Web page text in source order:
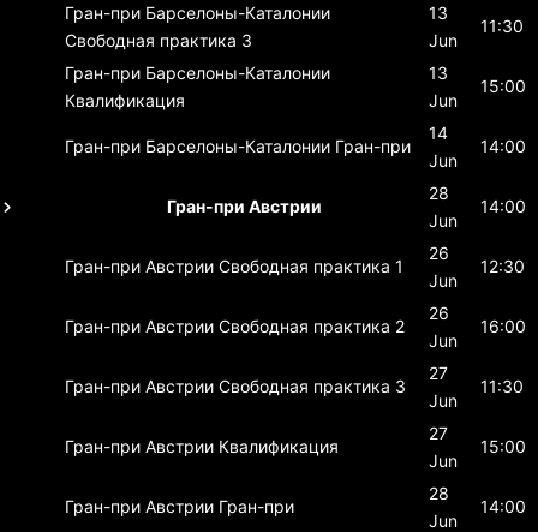
Гран-при Барселоны-Каталонии
Свободная практика 3
13
Jun
11:30
Гран-при Барселоны-Каталонии
Квалификация
13
Jun
15:00
Гран-при Барселоны-Каталонии Гран-при
14
Jun
14:00
Гран-при Австрии
28
Jun
14:00
Гран-при Австрии Свободная практика 1
26
Jun
12:30
Гран-при Австрии Свободная практика 2
26
Jun
16:00
Гран-при Австрии Свободная практика 3
27
Jun
11:30
Гран-при Австрии Квалификация
27
Jun
15:00
Гран-при Австрии Гран-при
28
Jun
14:00